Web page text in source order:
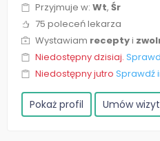
Przyjmuje w: Wt, Śr
75 poleceń lekarza
Wystawiam receptyi
Niedostępny dzisiaj.
Niedostępny jutro Sprawdź
Pokaż profil Umów